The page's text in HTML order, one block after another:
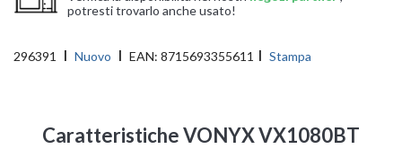
potresti trovarlo anche usato!
296391 Nuovo EAN: 8715693355611 Stampa
Caratteristiche VONYX VX1080BT